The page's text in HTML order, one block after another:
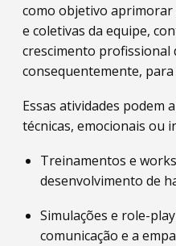
como objetivo aprimorar
e coletivas da equipe,
crescimento profissional
consequentemente,
Essas atividades podem
técnicas, emocionais ou
Treinamentos e
desenvolvimento de
Simulações e role-
comunicação e a